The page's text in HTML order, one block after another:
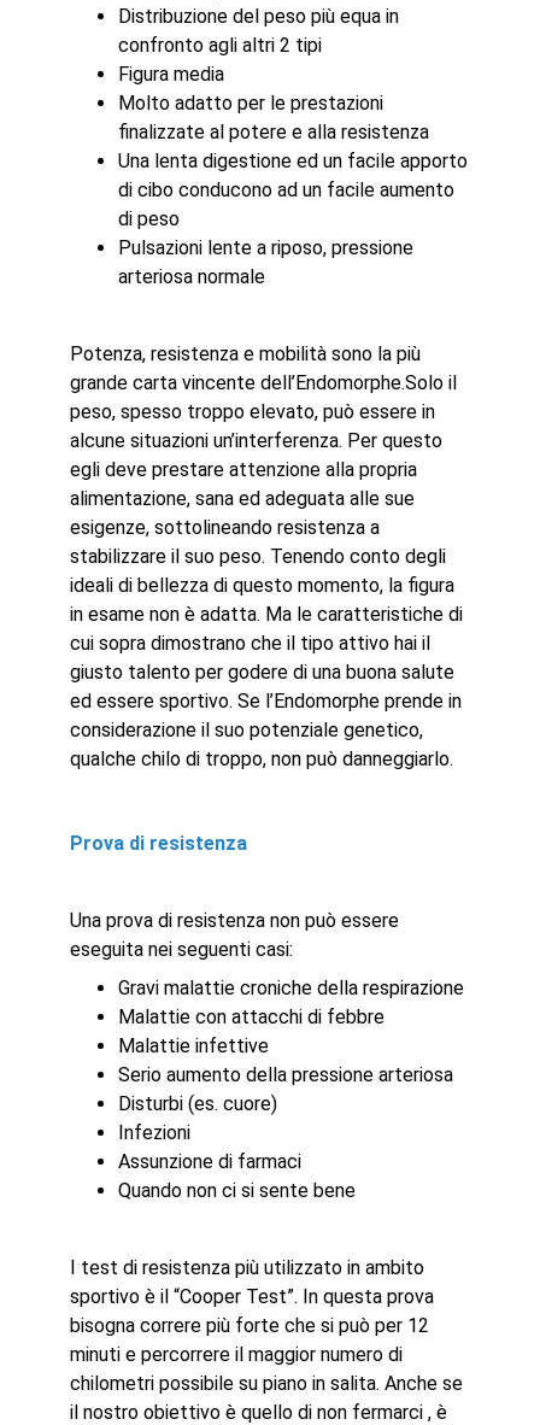
Distribuzione del peso più equa in
confronto agli altri 2 tipi
Figura media
Molto adatto per le prestazioni
finalizzate al potere e alla resistenza
Una lenta digestione ed un facile apporto
di cibo conducono ad un facile aumento
di peso
Pulsazioni lente a riposo, pressione
arteriosa normale
Potenza, resistenza e mobilità sono la più
grande carta vincente dell’Endomorphe.Solo il
peso, spesso troppo elevato, può essere in
alcune situazioni un’interferenza. Per questo
egli deve prestare attenzione alla propria
alimentazione, sana ed adeguata alle sue
esigenze, sottolineando resistenza a
stabilizzare il suo peso. Tenendo conto degli
ideali di bellezza di questo momento, la figura
in esame non è adatta. Ma le caratteristiche di
cui sopra dimostrano che il tipo attivo hai il
giusto talento per godere di una buona salute
ed essere sportivo. Se l’Endomorphe prende in
considerazione il suo potenziale genetico,
qualche chilo di troppo, non può danneggiarlo.
Prova di resistenza
Una prova di resistenza non può essere
eseguita nei seguenti casi:
Gravi malattie croniche della respirazione
Malattie con attacchi di febbre
Malattie infettive
Serio aumento della pressione arteriosa
Disturbi (es. cuore)
Infezioni
Assunzione di farmaci
Quando non ci si sente bene
I test di resistenza più utilizzato in ambito
sportivo è il “Cooper Test”. In questa prova
bisogna correre più forte che si può per 12
minuti e percorrere il maggior numero di
chilometri possibile su piano in salita. Anche se
il nostro obiettivo è quello di non fermarci , è